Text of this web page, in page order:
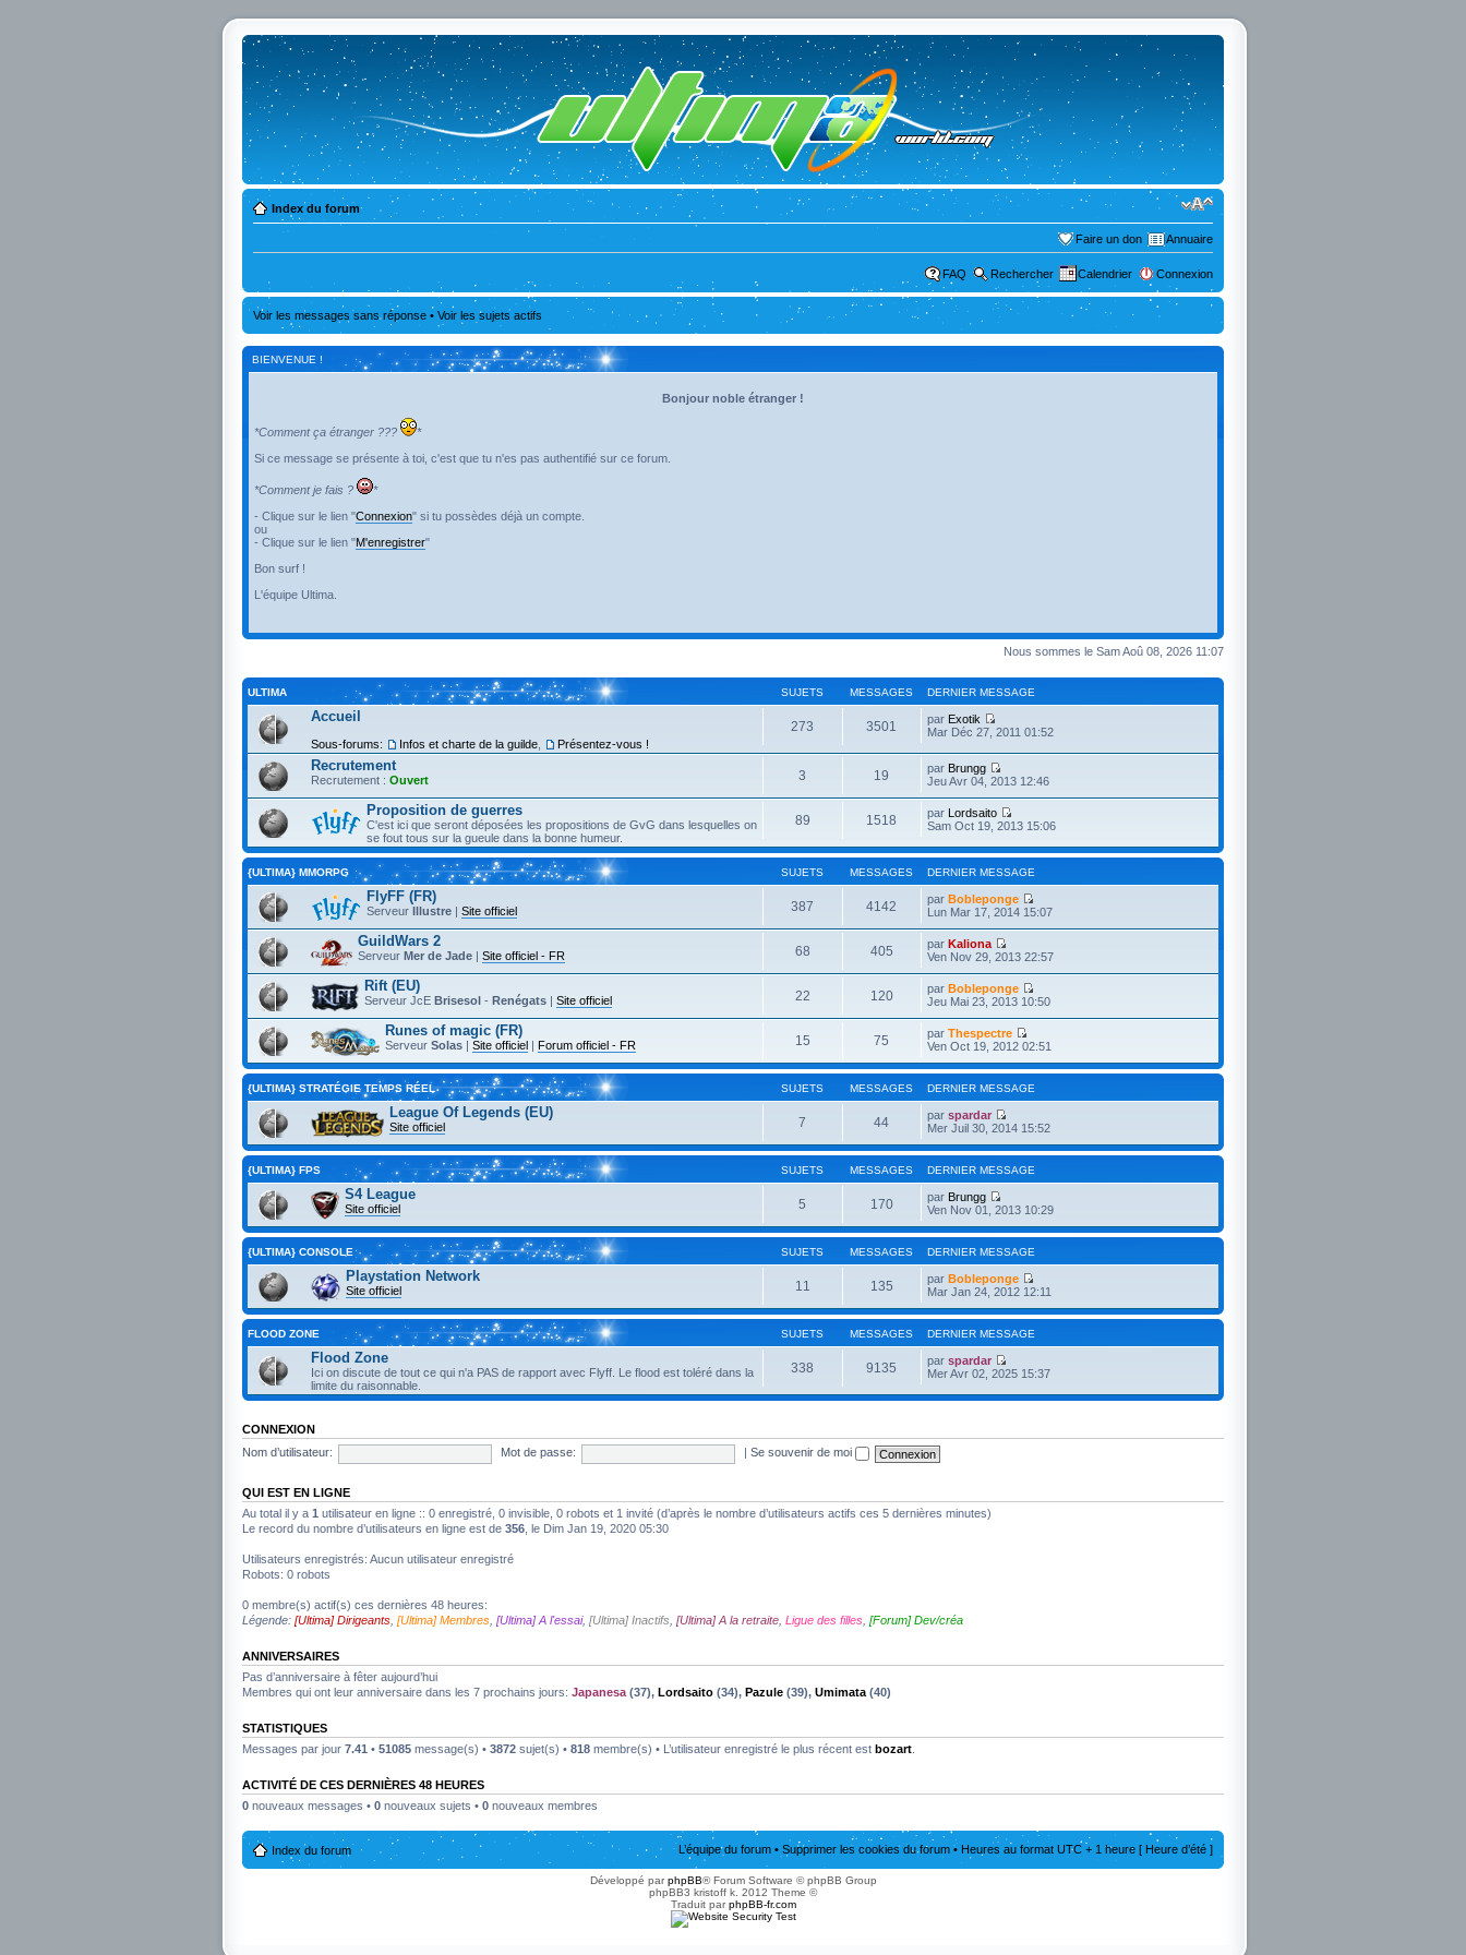
Index du forum
Faire un don Annuaire
FAQ Rechercher Calendrier Connexion
Voir les messages sans réponse • Voir les sujets actifs
BIENVENUE !
Bonjour noble étranger !
*Comment ça étranger ???
*
Si ce message se présente à toi, c'est que tu n'es pas authentifié sur ce forum.
*Comment je fais ?
*
- Clique sur le lien "Connexion" si tu possèdes déjà un compte.
ou
- Clique sur le lien "M'enregistrer"
Bon surf !
L'équipe Ultima.
Nous sommes le Sam Aoû 08, 2026 11:07
ULTIMA SUJETS MESSAGES DERNIER MESSAGE
Accueil
Sous-forums: Infos et charte de la guilde Présentez-vous !
273 3501 par Exotik
Mar Déc 27, 2011 01:52
Recrutement
Recrutement : Ouvert 3 19 par Brungg
Jeu Avr 04, 2013 12:46
Proposition de guerres
C'est ici que seront déposées les propositions de GvG dans lesquelles on
se fout tous sur la gueule dans la bonne humeur.
89 1518 par Lordsaito
Sam Oct 19, 2013 15:06
{ULTIMA} MMORPG SUJETS MESSAGES DERNIER MESSAGE
FlyFF (FR)
Serveur Illustre | Site officiel 387 4142 par Bobleponge
Lun Mar 17, 2014 15:07
GuildWars 2
Serveur Mer de Jade | Site officiel - FR 68 405 par Kaliona
Ven Nov 29, 2013 22:57
Rift (EU)
Serveur JcE Brisesol - Renégats | Site officiel 22 120 par Bobleponge
Jeu Mai 23, 2013 10:50
Runes of magic (FR)
Serveur Solas | Site officiel | Forum officiel - FR 15 75 par Thespectre
Ven Oct 19, 2012 02:51
{ULTIMA} STRATÉGIE TEMPS RÉEL SUJETS MESSAGES DERNIER MESSAGE
League Of Legends (EU)
Site officiel 7 44 par spardar
Mer Juil 30, 2014 15:52
{ULTIMA} FPS SUJETS MESSAGES DERNIER MESSAGE
S4 League
Site officiel 5 170 par Brungg
Ven Nov 01, 2013 10:29
{ULTIMA} CONSOLE SUJETS MESSAGES DERNIER MESSAGE
Playstation Network
Site officiel 11 135 par Bobleponge
Mar Jan 24, 2012 12:11
FLOOD ZONE SUJETS MESSAGES DERNIER MESSAGE
Flood Zone
Ici on discute de tout ce qui n'a PAS de rapport avec Flyff. Le flood est toléré dans la
limite du raisonnable.
338 9135 par spardar
Mer Avr 02, 2025 15:37
CONNEXION
Nom d’utilisateur:
Mot de passe: Se souvenir de moi
QUI EST EN LIGNE
Au total il y a 1 utilisateur en ligne :: 0 enregistré, 0 invisible, 0 robots et 1 invité (d’après le nombre d’utilisateurs actifs ces 5 dernières minutes)
Le record du nombre d’utilisateurs en ligne est de 356 , le Dim Jan 19, 2020 05:30
Utilisateurs enregistrés: Aucun utilisateur enregistré
Robots: 0 robots
0 membre(s) actif(s) ces dernières 48 heures:
Légende: [Ultima] Dirigeants [Ultima] Membres [Ultima] A l'essai, [Ultima] Inactifs [Ultima] A la retraite Ligue des filles [Forum] Dev/créa
ANNIVERSAIRES
Pas d’anniversaire à fêter aujourd’hui
Membres qui ont leur anniversaire dans les 7 prochains jours: Japanesa (37), Lordsaito (34), Pazule (39), Umimata (40)
STATISTIQUES
Messages par jour 7.41 • 51085 message(s) • 3872 sujet(s) • 818 membre(s) • L’utilisateur enregistré le plus récent est bozart
ACTIVITÉ DE CES DERNIÈRES 48 HEURES
0 nouveaux messages • 0 nouveaux sujets • 0 nouveaux membres
Index du forum L’équipe du forum • Supprimer les cookies du forum • Heures au format UTC + 1 heure [ Heure d’été ]
Développé parphpBB® Forum Software © phpBB Group
phpBB3 kristoff k. 2012 Theme ©
Traduit parphpBB-fr.com